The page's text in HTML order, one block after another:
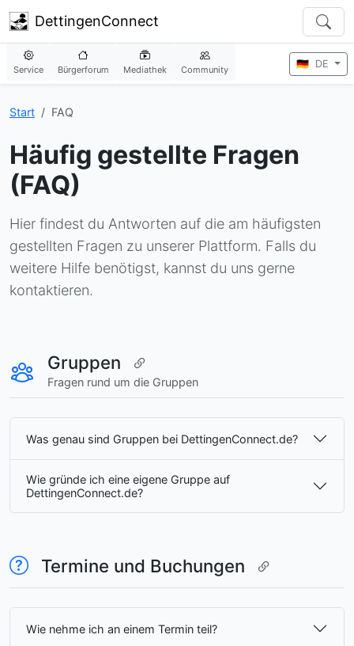
DettingenConnect
Service Bürgerforum Mediathek Community
🇩🇪 DE
Start FAQ
Häufig gestellte Fragen
(FAQ)
Hier findest du Antworten auf die am häufigsten
gestellten Fragen zu unserer Plattform. Falls du
weitere Hilfe benötigst, kannst du uns gerne
kontaktieren.
Gruppen
Fragen rund um die Gruppen
Was genau sind Gruppen bei DettingenConnect.de?
Wie gründe ich eine eigene Gruppe auf
DettingenConnect.de?
Termine und Buchungen
Wie nehme ich an einem Termin teil?